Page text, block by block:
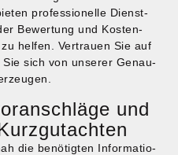
pro­fes­sio­nel­le Dienst­
Bewer­tung und Kos­ten­
hel­fen. Ver­trau­en Sie auf
sich von unse­rer Genau­
und
die benö­tig­ten Infor­ma­tio­